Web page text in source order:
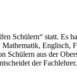
Schülern“ statt.
Schülern aus der
der